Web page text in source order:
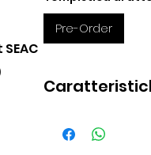
Pre-Order
Potenza: 150/